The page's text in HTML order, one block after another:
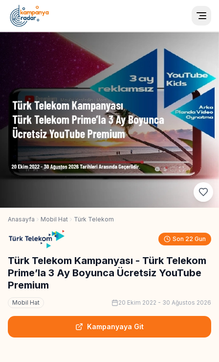
Anasayfa Mobil Hat Türk Telekom
Son 22 Gun
Türk Telekom Kampanyası - Türk Telekom
Prime’la 3 Ay Boyunca Ücretsiz YouTube
Premium
Mobil Hat 20 Ekim 2022 - 30 Ağustos 2026
Kampanyaya Git